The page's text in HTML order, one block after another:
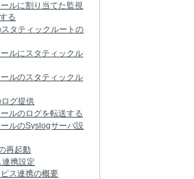
ルに割り当てた監視
る
タティックルートの
ルにスタティックル
ルのスタティックル
グ提供
ルのログを転送する
ルのSyslogサーバ設
再起動
携設定
ス連携の概要